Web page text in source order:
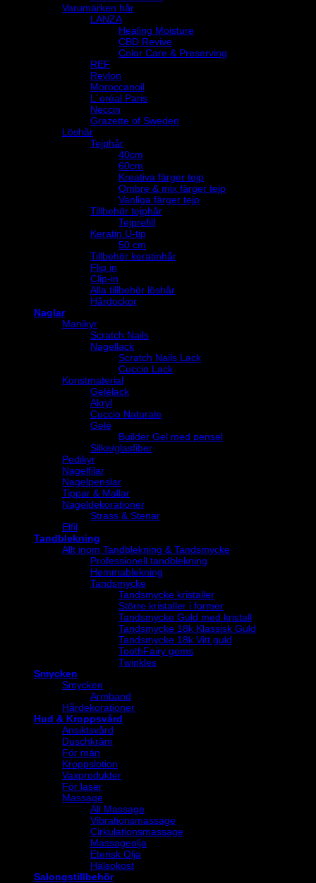
Varumärken hår
LANZA
Healing Moisture
CBD Revive
Color Care & Preserving
REF
Revlon
Moroccanoil
L´oréal Paris
Neccin
Grazette of Sweden
Löshår
Tejphår
40cm
60cm
Kreativa färger tejp
Ombre & mix färger tejp
Vanliga färger tejp
Tillbehör tejphår
Tejprefill
Keratin U-tip
50 cm
Tillbehör keratinhår
Flip in
Clip-in
Alla tillbehör löshår
Hårdockor
Naglar
Manikyr
Scratch Nails
Nagellack
Scratch Nails Lack
Cuccio Lack
Konstmaterial
Gelélack
Akryl
Cuccio Naturale
Gelé
Builder Gel med pensel
Silke/glasfiber
Pedikyr
Nagelfilar
Nagelpenslar
Tippar & Mallar
Nageldekorationer
Strass & Stenar
Elfil
Tandblekning
Allt inom Tandblekning & Tandsmycke
Professionell tandblekning
Hemmablekning
Tandsmycke
Tandsmycke kristaller
Större kristaller i former
Tandsmycke Guld med kristall
Tandsmycke 18k Klassisk Guld
Tandsmycke 18k Vitt guld
ToothFairy gems
Twinkles
Smycken
Smycken
Armband
Hårdekorationer
Hud & Kroppsvård
Ansiktsvård
Duschkräm
För män
Kroppslotion
Vaxprodukter
För laser
Massage
All Massage
Vibrationsmassage
Cirkulationsmassage
Massageolja
Eterisk Olja
Hälsokost
Salongstillbehör